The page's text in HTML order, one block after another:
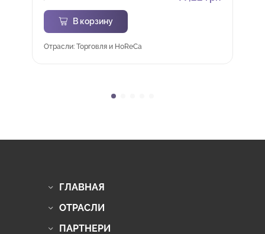
В корзину
Отрасли: Торговля и HoReCa
ГЛАВНАЯ
ОТРАСЛИ
ПАРТНЕРИ